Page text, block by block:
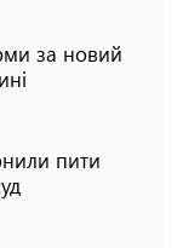
за новий
пити